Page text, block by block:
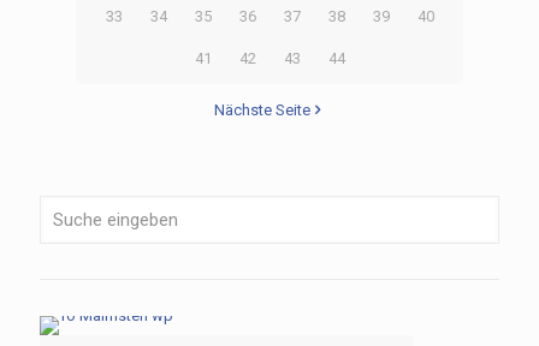
33 34 35 36 37 38 39 40
41 42 43 44
Nächste Seite